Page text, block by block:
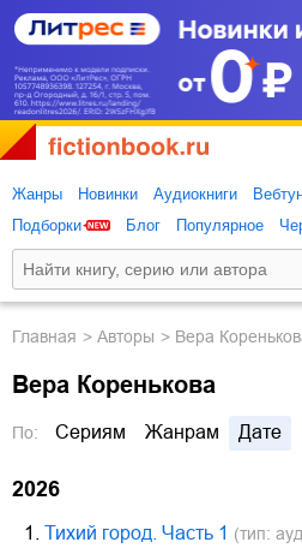
Жанры Новинки Аудиокниги
Подборки
Блог Популярное
Главная Авторы Вера
Вера Коренькова
По: Сериям Жанрам Дате
2026
1. Тихий город. Часть 1 (тип: